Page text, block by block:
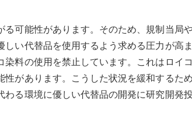
可能性があります。そのため、規制当局
い代替品を使用するよう求める圧力が高
料の使用を禁止しています。これはロイ
があります。こうした状況を緩和するた
る環境に優しい代替品の開発に研究開発